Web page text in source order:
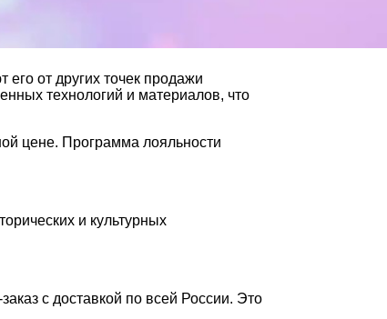
от других точек продажи
технологий и материалов, что
цене. Программа лояльности
и культурных
с доставкой по всей России. Это